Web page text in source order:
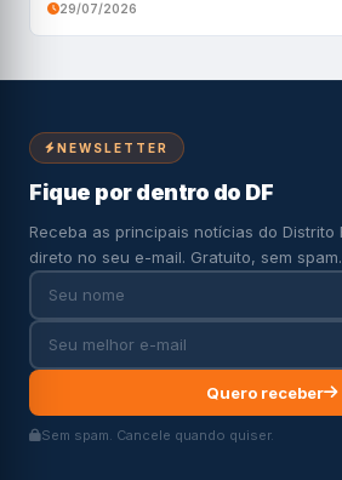
29/07/2026
NEWSLETTER
Fique por dentro do DF
Receba as principais notícias do Distrito
direto no seu e-mail. Gratuito, sem spam.
Quero receber
Sem spam. Cancele quando quiser.